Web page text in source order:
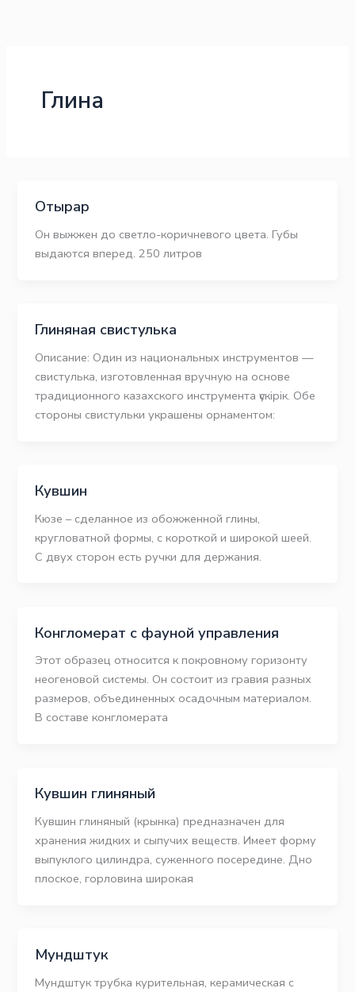
Глина
Отырар
Он выжжен до светло-коричневого цвета. Губы
выдаются вперед. 250 литров
Глиняная свистулька
Описание: Один из национальных инструментов —
свистулька, изготовленная вручную на основе
традиционного казахского инструмента үскірік. Обе
стороны свистульки украшены орнаментом:
Кувшин
Кюзе – сделанное из обожженной глины,
кругловатной формы, с короткой и широкой шеей.
С двух сторон есть ручки для держания.
Конгломерат с фауной управления
Этот образец относится к покровному горизонту
неогеновой системы. Он состоит из гравия разных
размеров, объединенных осадочным материалом.
В составе конгломерата
Кувшин глиняный
Кувшин глиняный (крынка) предназначен для
хранения жидких и сыпучих веществ. Имеет форму
выпуклого цилиндра, суженного посередине. Дно
плоское, горловина широкая
Мундштук
Мундштук трубка курительная, керамическая с